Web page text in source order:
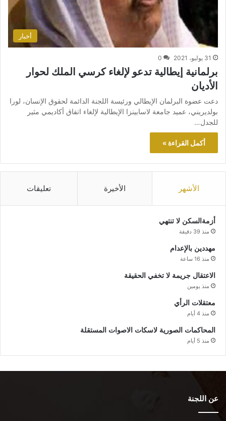
أخبار
31 يوليو، 2021 0
برلمانية إيطالية تدعو لإلغاء كرسي الملك لحوار
الأديان
دعت عضوة البرلمان الإيطالي ورئيسة اللجنة الدائمة لحقوق الإنسان، لورا
بولديريني، عميد جامعة لاسابينزا الإيطالية لإلغاء اتفاق أكاديمي مثير
للجدل…
أكمل القراءة »
الأشهر الأخيرة تعليقات
أزمةالسكن لا تنتهي
منذ 39 دقيقة
مهددين بالإعدام
منذ 16 ساعة
الاعتقال جريمة لا تخفي الحقيقة
منذ يومين
معتقلات الرأي
منذ 4 أيام
المحاكمات الصورية لاسكات الاصوات المستقلة
منذ 5 أيام
عن اللجنة